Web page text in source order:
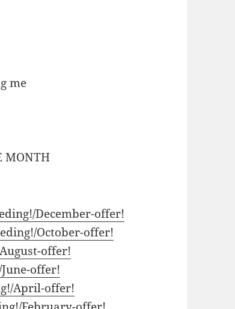
me
MONTH
December-offer!
October-offer!
offer!
offer!
April-offer!